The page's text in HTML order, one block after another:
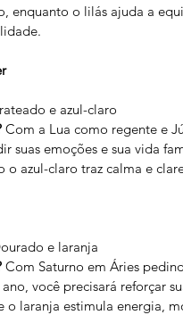
enquanto o lilás ajuda a
e azul-claro
Com a Lua como regente e
suas emoções e sua vida
o azul-claro traz calma e
e laranja
Com Saturno em Áries
você precisará reforçar
o laranja estimula energia,